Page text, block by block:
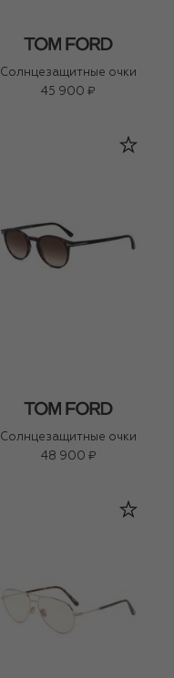
Солнцезащитные очки
45 900 ₽
Солнцезащитные очки
48 900 ₽